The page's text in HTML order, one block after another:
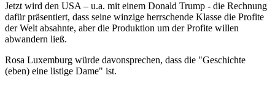
Jetzt wird den USA – u.a. mit einem Donald Trump - die Rechnung
dafür präsentiert, dass seine winzige herrschende Klasse die Profite
der Welt absahnte, aber die Produktion um der Profite willen
abwandern ließ.
Rosa Luxemburg würde davonsprechen, dass die "Geschichte
(eben) eine listige Dame" ist.